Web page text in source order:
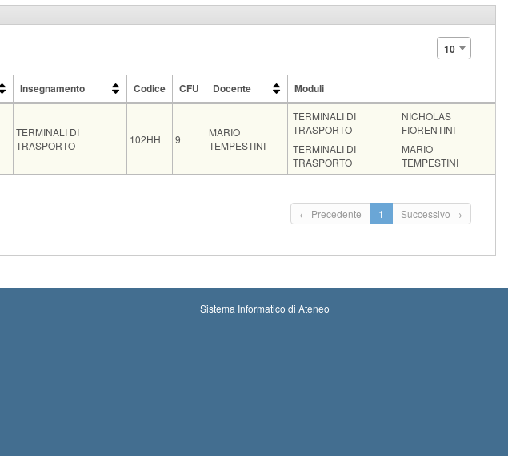
10
Insegnamento Codice CFU Docente
Moduli
Moduli
TERMINALI DI
TRASPORTO
102HH 9
MARIO
TEMPESTINI
TERMINALI DI
TRASPORTO
NICHOLAS
FIORENTINI
TERMINALI DI
TRASPORTO
MARIO
TEMPESTINI
Iscrizioni chiuse
← Precedente
1 Successivo →
Sistema Informatico di Ateneo